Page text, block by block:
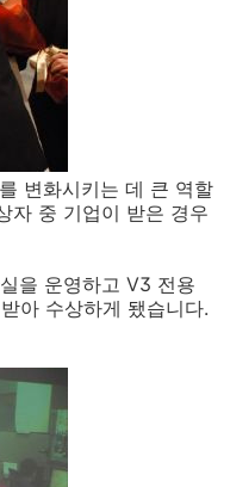
변화시키는 데 큰 역할
자 중 기업이 받은 경우
을 운영하고 V3 전용
아 수상하게 됐습니다.